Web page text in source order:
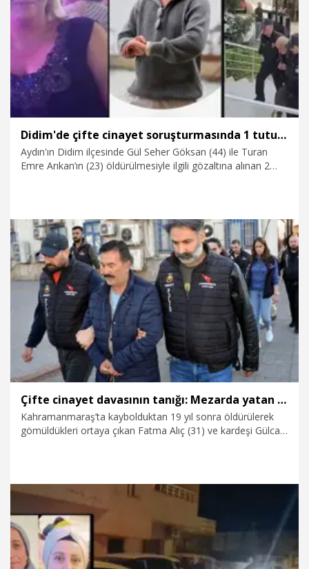
12.02.2026 Gündem
Didim'de çifte cinayet soruşturmasında 1 tutuklama
Aydın'ın Didim ilçesinde Gül Seher Göksan (44) ile Turan
Emre Arıkan’ın (23) öldürülmesiyle ilgili gözaltına alınan 2
3.02.2026 Gündem
Çifte cinayet davasının tanığı: Mezarda yatan gelirse bunların da annesi gelir
Kahramanmaraş’ta kaybolduktan 19 yıl sonra öldürülerek
gömüldükleri ortaya çıkan Fatma Alıç (31) ve kardeşi Gülcan
(64) eşi Fatma Yediminareli, eşinin Gülcan Alıç’ın çocuklarını
kendisine getirdikten sonra tutuksuz sanık Yüksel Kaba’nın
geldiğini belirterek, “Ben de ‘Bir gün bunların annesi gelirse
siz hesap vereceksiniz bunlara’ dedim. Öyle deyince
‘Mezarda yatan gelirse bunların annesi de gelir’” diye
konuştu.
8.01.2026 Gündem